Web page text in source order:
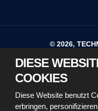
© 2026,
Sitemap
Richtlinien für
DIESE
COOKIES
Diese Website benutzt
erbringen,